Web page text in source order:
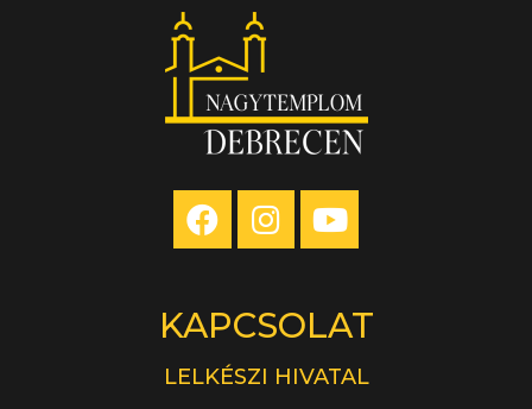
KAPCSOLAT
LELKÉSZI HIVATAL